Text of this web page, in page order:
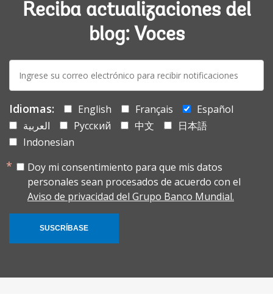
Reciba actualizaciones del
blog: Voces
E-
mail:
Idiomas: English Français
Español
العربية
Русский 中文
日本語
Indonesian
Doy mi consentimiento para que mis datos
personales sean procesados de acuerdo con el
Aviso de privacidad del Grupo Banco Mundial.
SUSCRÍBASE